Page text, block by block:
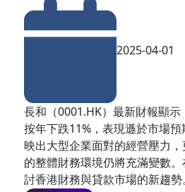
2025-04-01
長和（0001.HK）最新財報顯
按年下跌11%，表現遜於市場
映出大型企業面對的經營壓力
的整體財務環境仍將充滿變數
討香港財務與貸款市場的新趨勢